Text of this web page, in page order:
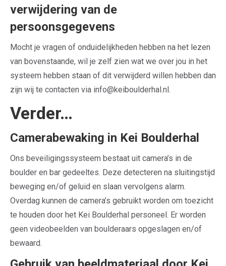
verwijdering van de
persoonsgegevens
Mocht je vragen of onduidelijkheden hebben na het lezen
van bovenstaande, wil je zelf zien wat we over jou in het
systeem hebben staan of dit verwijderd willen hebben dan
zijn wij te contacten via info@keiboulderhal.nl.
Verder…
Camerabewaking in Kei Boulderhal
Ons beveiligingssysteem bestaat uit camera’s in de
boulder en bar gedeeltes. Deze detecteren na sluitingstijd
beweging en/of geluid en slaan vervolgens alarm.
Overdag kunnen de camera’s gebruikt worden om toezicht
te houden door het Kei Boulderhal personeel. Er worden
geen videobeelden van boulderaars opgeslagen en/of
bewaard.